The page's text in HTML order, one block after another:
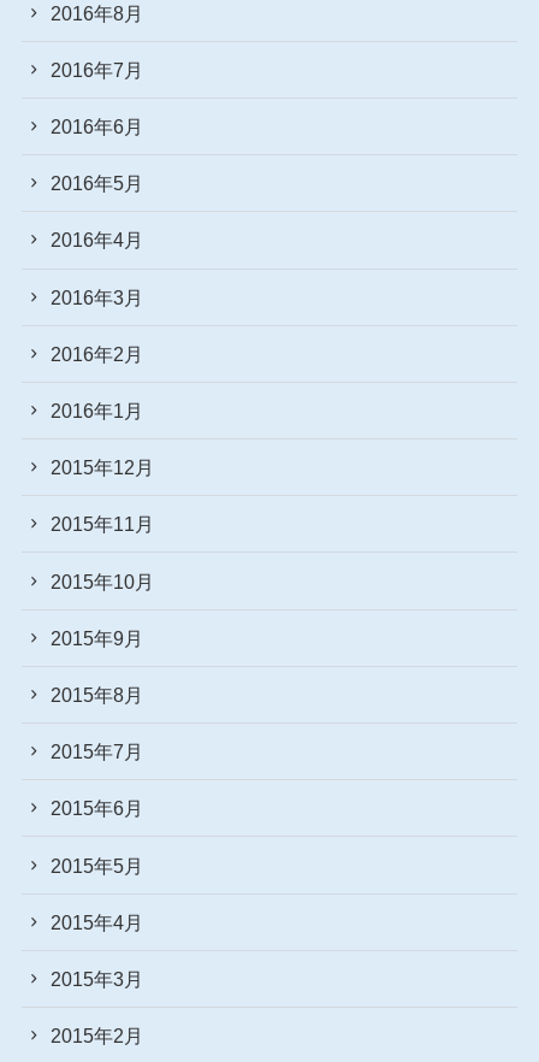
2016年8月
2016年7月
2016年6月
2016年5月
2016年4月
2016年3月
2016年2月
2016年1月
2015年12月
2015年11月
2015年10月
2015年9月
2015年8月
2015年7月
2015年6月
2015年5月
2015年4月
2015年3月
2015年2月